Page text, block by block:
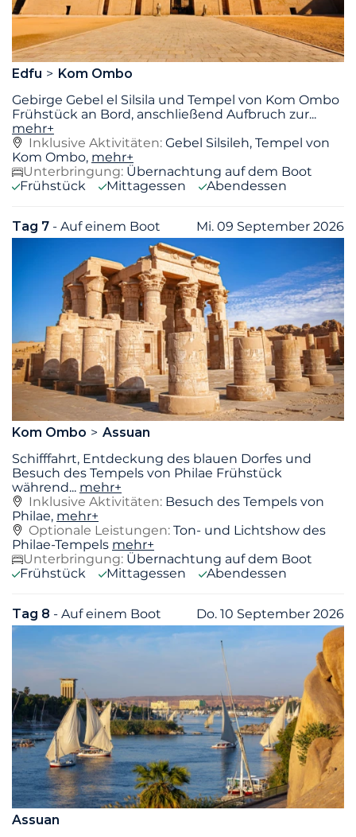
Edfu
Kom Ombo
Gebirge Gebel el Silsila und Tempel von Kom Ombo
Frühstück an Bord, anschließend Aufbruch zur...
mehr+
Inklusive Aktivitäten: Gebel Silsileh, Tempel von
Kom Ombo, mehr+
Unterbringung: Übernachtung auf dem Boot
Frühstück
Mittagessen Abendessen
Tag 7 - Auf einem Boot Mi. 09 September 2026
Kom Ombo
Assuan
Schifffahrt, Entdeckung des blauen Dorfes und
Besuch des Tempels von Philae Frühstück
während... mehr+
Inklusive Aktivitäten: Besuch des Tempels von
Philae, mehr+
Optionale Leistungen: Ton- und Lichtshow des
Philae-Tempels mehr+
Unterbringung: Übernachtung auf dem Boot
Frühstück
Mittagessen Abendessen
Tag 8 - Auf einem Boot Do. 10 September 2026
Assuan